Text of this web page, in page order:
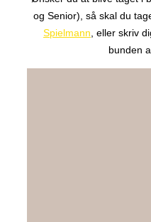
og Senior), så skal du
Spielmann , eller skriv
bunden